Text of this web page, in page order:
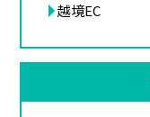
越境EC